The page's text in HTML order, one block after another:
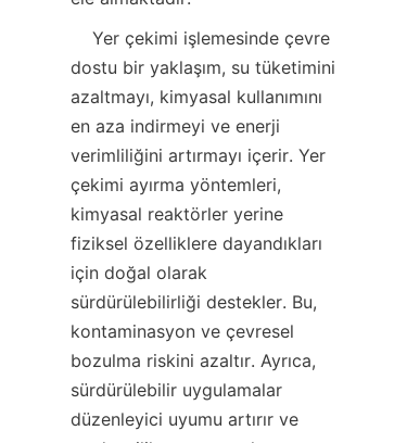
dostu bir yaklaşım, su tüketimini
azaltmayı, kimyasal kullanımını
en aza indirmeyi ve enerji
verimliliğini artırmayı içerir. Yer
çekimi ayırma yöntemleri,
kimyasal reaktörler yerine
fiziksel özelliklere dayandıkları
için doğal olarak
sürdürülebilirliği destekler. Bu,
kontaminasyon ve çevresel
bozulma riskini azaltır. Ayrıca,
sürdürülebilir uygulamalar
düzenleyici uyumu artırır ve